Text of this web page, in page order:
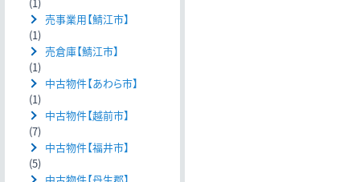
売事業用【鯖江市】
(1)
売倉庫【鯖江市】
(1)
中古物件【あわら市】
(1)
中古物件【越前市】
(7)
中古物件【福井市】
(5)
中古物件【丹生郡】